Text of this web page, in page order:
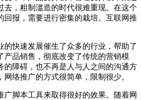
去，粗制滥造的时代很难重现。在这个
回报，需要进行密集的栽培。互联网推
的快速发展催生了众多的行业，帮助了
产品销售，彻底改变了传统的营销模
的障碍，也不再是人与人之间的沟通方
络推广的方式很简单，限制很少。
广脚本工具来取得很好的效果。随着网